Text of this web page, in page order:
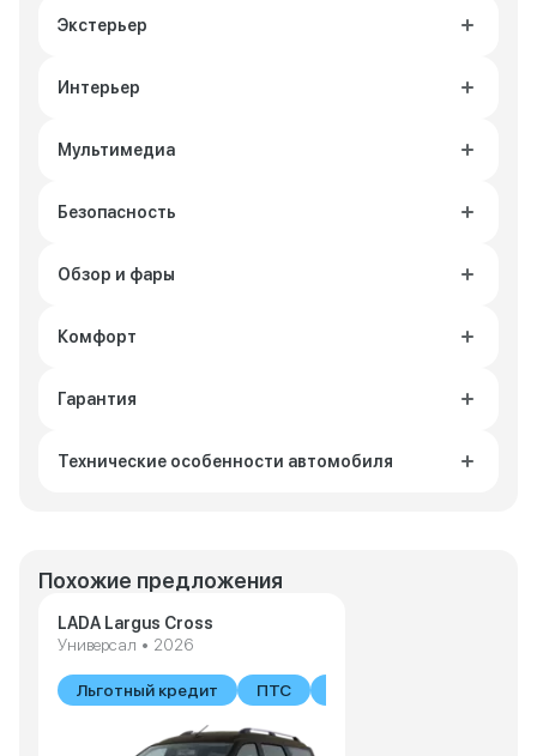
Экстерьер
Интерьер
Мультимедиа
Безопасность
Обзор и фары
Комфорт
Гарантия
Технические особенности автомобиля
Похожие предложения
LADA Largus Cross
Универсал • 2026
Льготный кредит ПТС